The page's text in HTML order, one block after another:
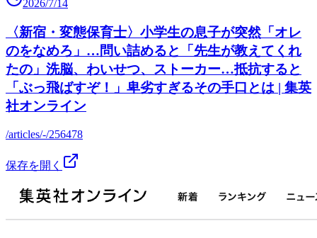
2026/7/14
〈新宿・変態保育士〉小学生の息子が突然「オレ
のをなめろ」…問い詰めると「先生が教えてくれ
たの」洗脳、わいせつ、ストーカー…抵抗すると
「ぶっ飛ばすぞ！」卑劣すぎるその手口とは | 集英
社オンライン
/articles/-/256478
保存を開く